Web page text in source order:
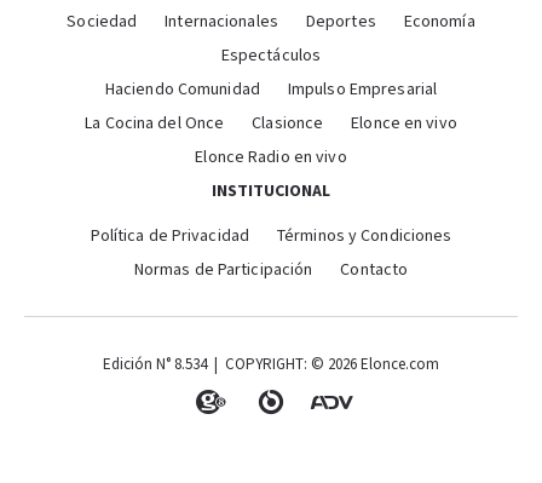
Sociedad
Internacionales Deportes
Economía
Espectáculos
Haciendo Comunidad
Impulso Empresarial
La Cocina del Once
Clasionce
Elonce en vivo
Elonce Radio en vivo
INSTITUCIONAL
Política de Privacidad
Términos y Condiciones
Normas de Participación
Contacto
Edición N° 8.534 | COPYRIGHT: © 2026 Elonce.com